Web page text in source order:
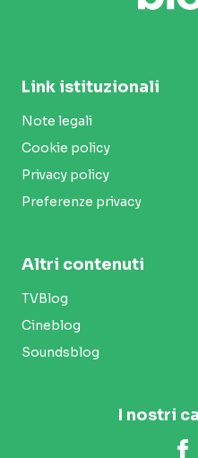
Link istituzionali
Note legali
Cookie policy
Privacy policy
Preferenze privacy
Altri contenuti
TVBlog
Cineblog
Soundsblog
I nostri